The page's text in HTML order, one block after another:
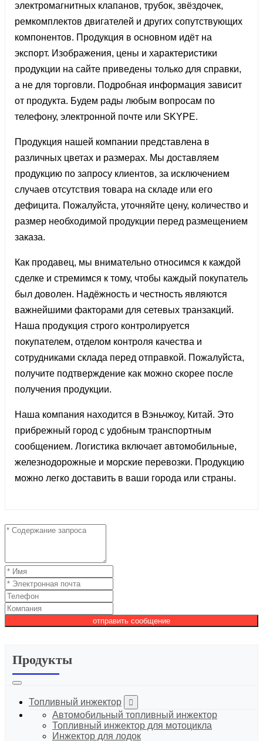
электромагнитных клапанов, трубок, звёздочек,
ремкомплектов двигателей и других сопутствующих
компонентов. Продукция в основном идёт на
экспорт. Изображения, цены и характеристики
продукции на сайте приведены только для справки,
а не для торговли. Подробная информация зависит
от продукта. Будем рады любым вопросам по
телефону, электронной почте или SKYPE.
Продукция нашей компании представлена ​​в
различных цветах и ​​размерах. Мы доставляем
продукцию по запросу клиентов, за исключением
случаев отсутствия товара на складе или его
дефицита. Пожалуйста, уточняйте цену, количество и
размер необходимой продукции перед размещением
заказа.
Как продавец, мы внимательно относимся к каждой
сделке и стремимся к тому, чтобы каждый покупатель
был доволен. Надёжность и честность являются
важнейшими факторами для сетевых транзакций.
Наша продукция строго контролируется
покупателем, отделом контроля качества и
сотрудниками склада перед отправкой. Пожалуйста,
получите подтверждение как можно скорее после
получения продукции.
Наша компания находится в Вэньчжоу, Китай. Это
прибрежный город с удобным транспортным
сообщением. Логистика включает автомобильные,
железнодорожные и морские перевозки. Продукцию
можно легко доставить в ваши города или страны.
отправить сообщение
Продукты
Топливный инжектор
Автомобильный топливный инжектор
Топливный инжектор для мотоцикла
Инжектор для лодок